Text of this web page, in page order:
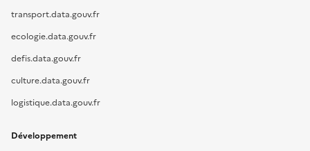
transport.data.gouv.fr
ecologie.data.gouv.fr
defis.data.gouv.fr
culture.data.gouv.fr
logistique.data.gouv.fr
Développement